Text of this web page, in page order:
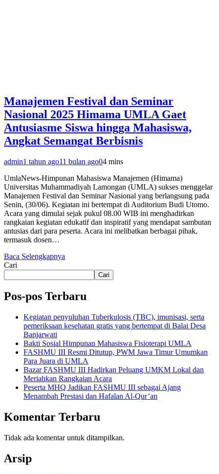
Manajemen Festival dan Seminar
Nasional 2025 Himama UMLA Gaet
Antusiasme Siswa hingga Mahasiswa,
Angkat Semangat Berbisnis
admin1 tahun ago11 bulan ago04 mins
UmlaNews-Himpunan Mahasiswa Manajemen (Himama)
Universitas Muhammadiyah Lamongan (UMLA) sukses menggelar
Manajemen Festival dan Seminar Nasional yang berlangsung pada
Senin, (30/06). Kegiatan ini bertempat di Auditorium Budi Utomo.
Acara yang dimulai sejak pukul 08.00 WIB ini menghadirkan
rangkaian kegiatan edukatif dan inspiratif yang mendapat sambutan
antusias dari para peserta. Acara ini melibatkan berbagai pihak,
termasuk dosen…
Baca Selengkapnya
Cari
Cari
Pos-pos Terbaru
Kegiatan penyuluhan Tuberkulosis (TBC), imunisasi, serta
pemeriksaan kesehatan gratis yang bertempat di Balai Desa
Banjarwati
Bakti Sosial Himpunan Mahasiswa Fisioterapi UMLA
FASHMU III Resmi Ditutup, PWM Jawa Timur Umumkan
Para Juara di UMLA
Bazar FASHMU III Hadirkan Peluang UMKM Lokal dan
Meriahkan Rangkaian Acara
Peserta MHQ Jadikan FASHMU III sebagai Ajang
Menambah Prestasi dan Hafalan Al-Qur’an
Komentar Terbaru
Tidak ada komentar untuk ditampilkan.
Arsip